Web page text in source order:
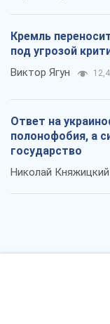
Кремль
под угрозой
Виктор Ягун
Ответ на
полонофобия, а
государство
Николай Княжицкий